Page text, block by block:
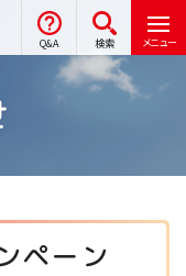
Q&A 検索 メニュー
ペーン